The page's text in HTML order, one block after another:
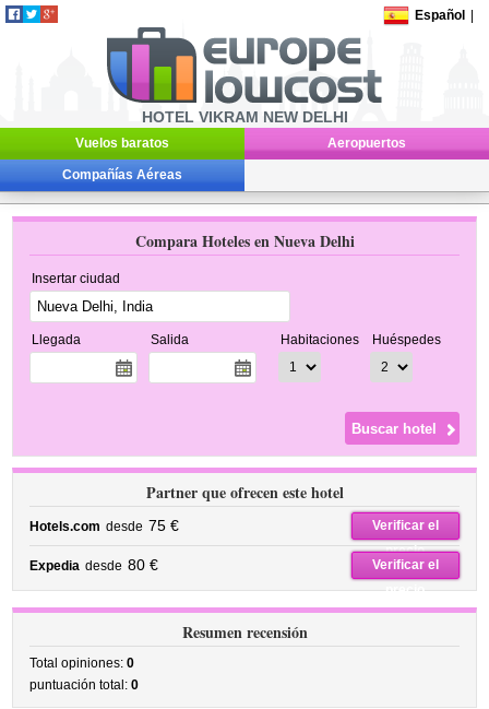
Español
HOTEL VIKRAM NEW DELHI
Vuelos baratos Aeropuertos
Compañías Aéreas
Compara Hoteles en Nueva Delhi
Insertar ciudad
Llegada Salida Habitaciones Huéspedes
Partner que ofrecen este hotel
Hotels.com desde 75 €
Verificar el
precio
Expedia desde 80 €
Verificar el
precio
Resumen recensión
Total opiniones:0
puntuación total:0